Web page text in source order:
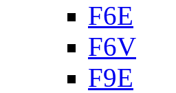
F6E
F6V
F9E